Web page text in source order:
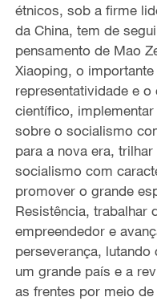
étnicos, sob a firme
da China, tem de
pensamento de Mao
Xiaoping, o
representatividade e
científico,
sobre o socialismo
para a nova era,
socialismo com
promover o grande
Resistência, trabalhar
empreendedor e
perseverança,
um grande país e a
as frentes por meio